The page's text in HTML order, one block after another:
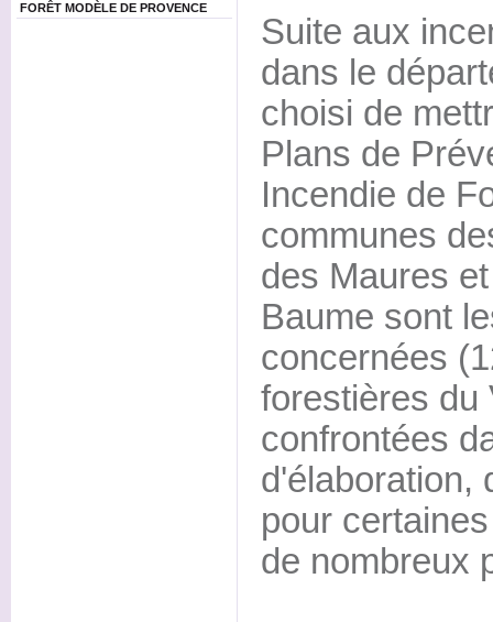
FORÊT MODÈLE DE PROVENCE
Suite aux
dans le
choisi de
Plans de
Incendie de
communes
des Maures
Baume sont
concernées
forestières du
confrontées
d'élaboration,
pour
de nombreux